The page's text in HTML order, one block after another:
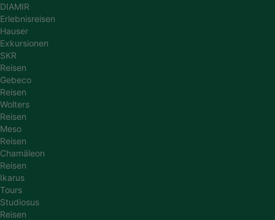
DIAMIR
Erlebnisreisen
Hauser
Exkursionen
SKR
Reisen
Gebeco
Reisen
Wolters
Reisen
Meso
Reisen
Chamäleon
Reisen
Ikarus
Tours
Studiosus
Reisen